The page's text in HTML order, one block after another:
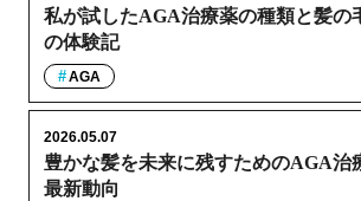
私が試したAGA治療薬の種類と髪の
の体験記
AGA
豊かな髪を未来に残すためのAGA治
最新動向
2026.05.07